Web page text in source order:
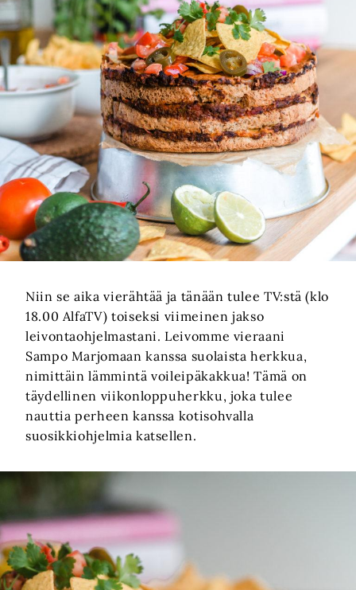
Niin se aika vierähtää ja tänään tulee TV:stä (klo
18.00 AlfaTV) toiseksi viimeinen jakso
leivontaohjelmastani. Leivomme vieraani
Sampo Marjomaan kanssa suolaista herkkua,
nimittäin lämmintä voileipäkakkua! Tämä on
täydellinen viikonloppuherkku, joka tulee
nauttia perheen kanssa kotisohvalla
suosikkiohjelmia katsellen.